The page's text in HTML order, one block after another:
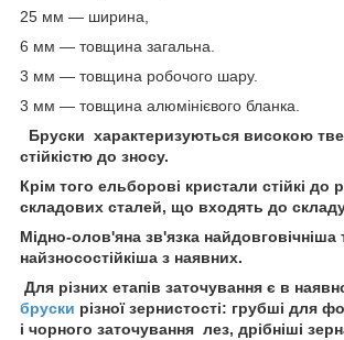
25 мм — ширина,
6 мм — товщина загальна.
3 мм — товщина робочого шару.
3 мм — товщина алюмінієвого бланка.
Бруски характеризуються високою
стійкістю до зносу.
Крім того ельборові кристали стійкі до
складових сталей, що входять до
Мідно-олов'яна зв'язка найдовговічніша
найзносостійкіша з наявних.
Для різних етапів заточування є в
бруски різної зернистості: грубші для
і чорного заточування лез, дрібніші